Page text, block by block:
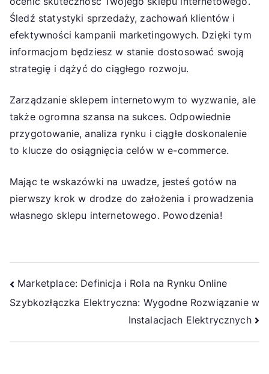
Śledź statystyki sprzedaży, zachowań klientów i
efektywności kampanii marketingowych. Dzięki tym
informacjom będziesz w stanie dostosować swoją
strategię i dążyć do ciągłego rozwoju.
Zarządzanie sklepem internetowym to wyzwanie, ale
także ogromna szansa na sukces. Odpowiednie
przygotowanie, analiza rynku i ciągłe doskonalenie
to klucze do osiągnięcia celów w e-commerce.
Mając te wskazówki na uwadze, jesteś gotów na
pierwszy krok w drodze do założenia i prowadzenia
własnego sklepu internetowego. Powodzenia!
Nawigacja
wpisu
Marketplace: Definicja i Rola na Rynku Online
Szybkozłączka Elektryczna: Wygodne Rozwiązanie w
Instalacjach Elektrycznych